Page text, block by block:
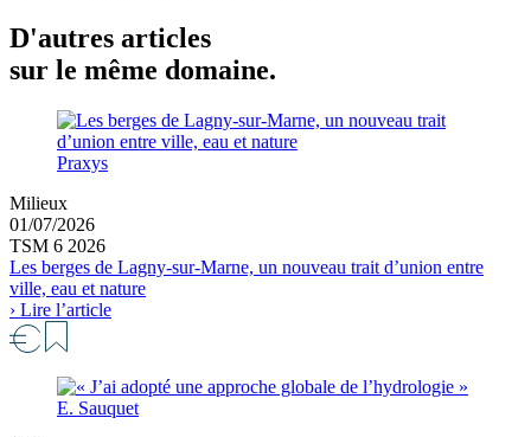
D'autres articles
sur le même domaine.
Praxys
Milieux
01/07/2026
TSM 6 2026
Les berges de Lagny-sur-Marne, un nouveau trait d’union entre
ville, eau et nature
› Lire l’article
E. Sauquet